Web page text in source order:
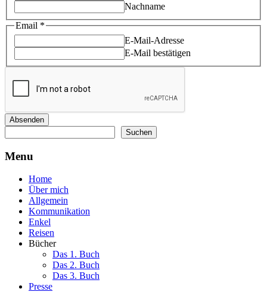
Nachname
Email *
E-Mail-Adresse
E-Mail bestätigen
Absenden
Suchen
Menu
Home
Über mich
Allgemein
Kommunikation
Enkel
Reisen
Bücher
Das 1. Buch
Das 2. Buch
Das 3. Buch
Presse